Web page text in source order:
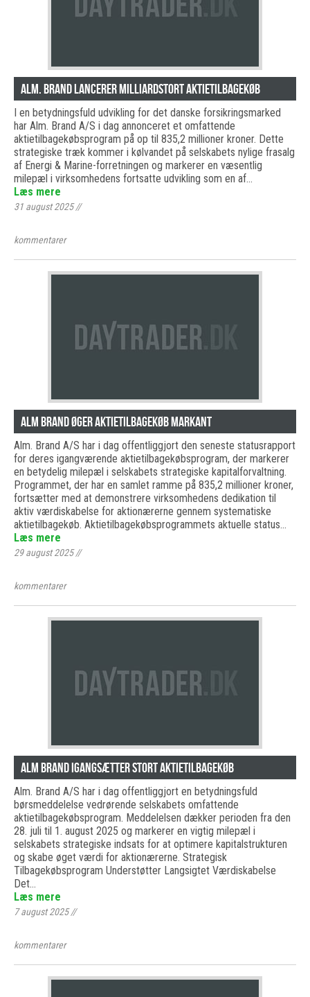
Alm. Brand Lancerer Milliardstort Aktietilbagekøb
I en betydningsfuld udvikling for det danske forsikringsmarked
har Alm. Brand A/S i dag annonceret et omfattende
aktietilbagekøbsprogram på op til 835,2 millioner kroner. Dette
strategiske træk kommer i kølvandet på selskabets nylige frasalg
af Energi & Marine-forretningen og markerer en væsentlig
milepæl i virksomhedens fortsatte udvikling som en af…
Læs mere
31 august 2025//
kommentarer
Alm Brand øger aktietilbagekøb markant
Alm. Brand A/S har i dag offentliggjort den seneste statusrapport
for deres igangværende aktietilbagekøbsprogram, der markerer
en betydelig milepæl i selskabets strategiske kapitalforvaltning.
Programmet, der har en samlet ramme på 835,2 millioner kroner,
fortsætter med at demonstrere virksomhedens dedikation til
aktiv værdiskabelse for aktionærerne gennem systematiske
aktietilbagekøb. Aktietilbagekøbsprogrammets aktuelle status…
Læs mere
29 august 2025//
kommentarer
Alm Brand igangsætter stort aktietilbagekøb
Alm. Brand A/S har i dag offentliggjort en betydningsfuld
børsmeddelelse vedrørende selskabets omfattende
aktietilbagekøbsprogram. Meddelelsen dækker perioden fra den
28. juli til 1. august 2025 og markerer en vigtig milepæl i
selskabets strategiske indsats for at optimere kapitalstrukturen
og skabe øget værdi for aktionærerne. Strategisk
Tilbagekøbsprogram Understøtter Langsigtet Værdiskabelse
Det…
Læs mere
7 august 2025//
kommentarer